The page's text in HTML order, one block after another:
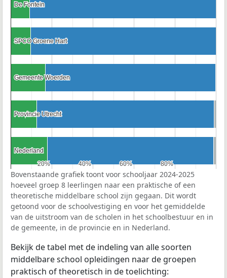
20%
20% 40%
40% 60%
60% 80%
80%
De Fontein
De Fontein
SPCO Groene Hart
SPCO Groene Hart
Gemeente Woerden
Gemeente Woerden
Provincie Utrecht
Provincie Utrecht
Nederland
Nederland
Bovenstaande grafiek toont voor schooljaar 2024-2025
hoeveel groep 8 leerlingen naar een praktische of een
theoretische middelbare school zijn gegaan. Dit wordt
getoond voor de schoolvestiging en voor het gemiddelde
van de uitstroom van de scholen in het schoolbestuur en in
de gemeente, in de provincie en in Nederland.
Bekijk de tabel met de indeling van alle soorten
middelbare school opleidingen naar de groepen
praktisch of theoretisch in de toelichting: